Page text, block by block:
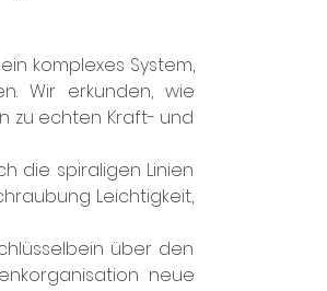
komplexes System,
Wir erkunden, wie
zu echten Kraft- und
die spiraligen Linien
Leichtigkeit,
über den
neue